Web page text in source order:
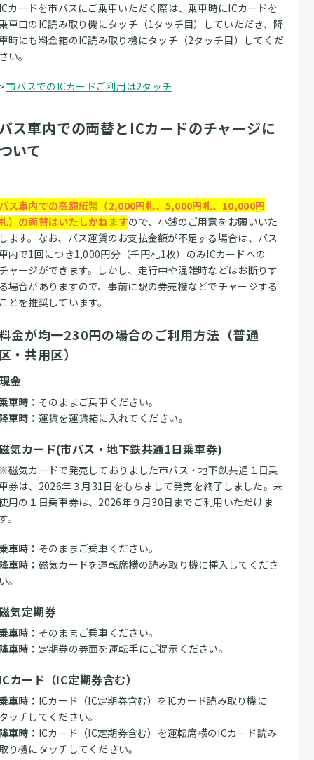
カードを市バスにご乗車いただく際は、乗車時にICカードを
車口のIC読み取り機にタッチ（1タッチ目）していただき、降
時にも料金箱のIC読み取り機にタッチ（2タッチ目）してくだ
い。
市バスでのICカードご利用は2タッチ
ス車内での両替とICカードのチャージに
いて
ス車内での高額紙幣（2,000円札、5,000円札、10,000円
）の両替はいたしかねますので、小銭のご用意をお願いいた
ます。なお、バス運賃のお支払金額が不足する場合は、バス
内で1回につき1,000円分（千円札1枚）のみICカードへの
ャージができます。しかし、走行中や混雑時などはお断りす
場合がありますので、事前に駅の券売機などでチャージする
とを推奨しています。
金が均一230円の場合のご利用方法（普通
・共用区）
金
車時： そのままご乗車ください。
車時： 運賃を運賃箱に入れてください。
気カード(市バス・地下鉄共通1日乗車券)
磁気カードで発売しておりました市バス・地下鉄共通１日乗
券は、2026年３月31日をもちまして発売を終了しました。未
用の１日乗車券は、2026年９月30日までご利用いただけま
。
車時： そのままご乗車ください。
車時： 磁気カードを運転席横の読み取り機に挿入してくださ
。
気定期券
車時： そのままご乗車ください。
車時： 定期券の券面を運転手にご提示ください。
カード（IC定期券含む）
車時： ICカード（IC定期券含む）をICカード読み取り機に
ッチしてください。
車時： ICカード（IC定期券含む）を運転席横のICカード読み
り機にタッチしてください。